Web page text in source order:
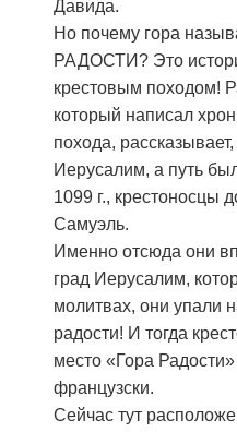
Давида.
Но почему гора
РАДОСТИ? Это
крестовым походом!
который написал
похода,
Иерусалим, а путь
1099 г., крестоносцы
Самуэль.⠀
Именно отсюда они
град Иерусалим,
молитвах, они упали
радости! И тогда
место «Гора
французски.
Сейчас тут